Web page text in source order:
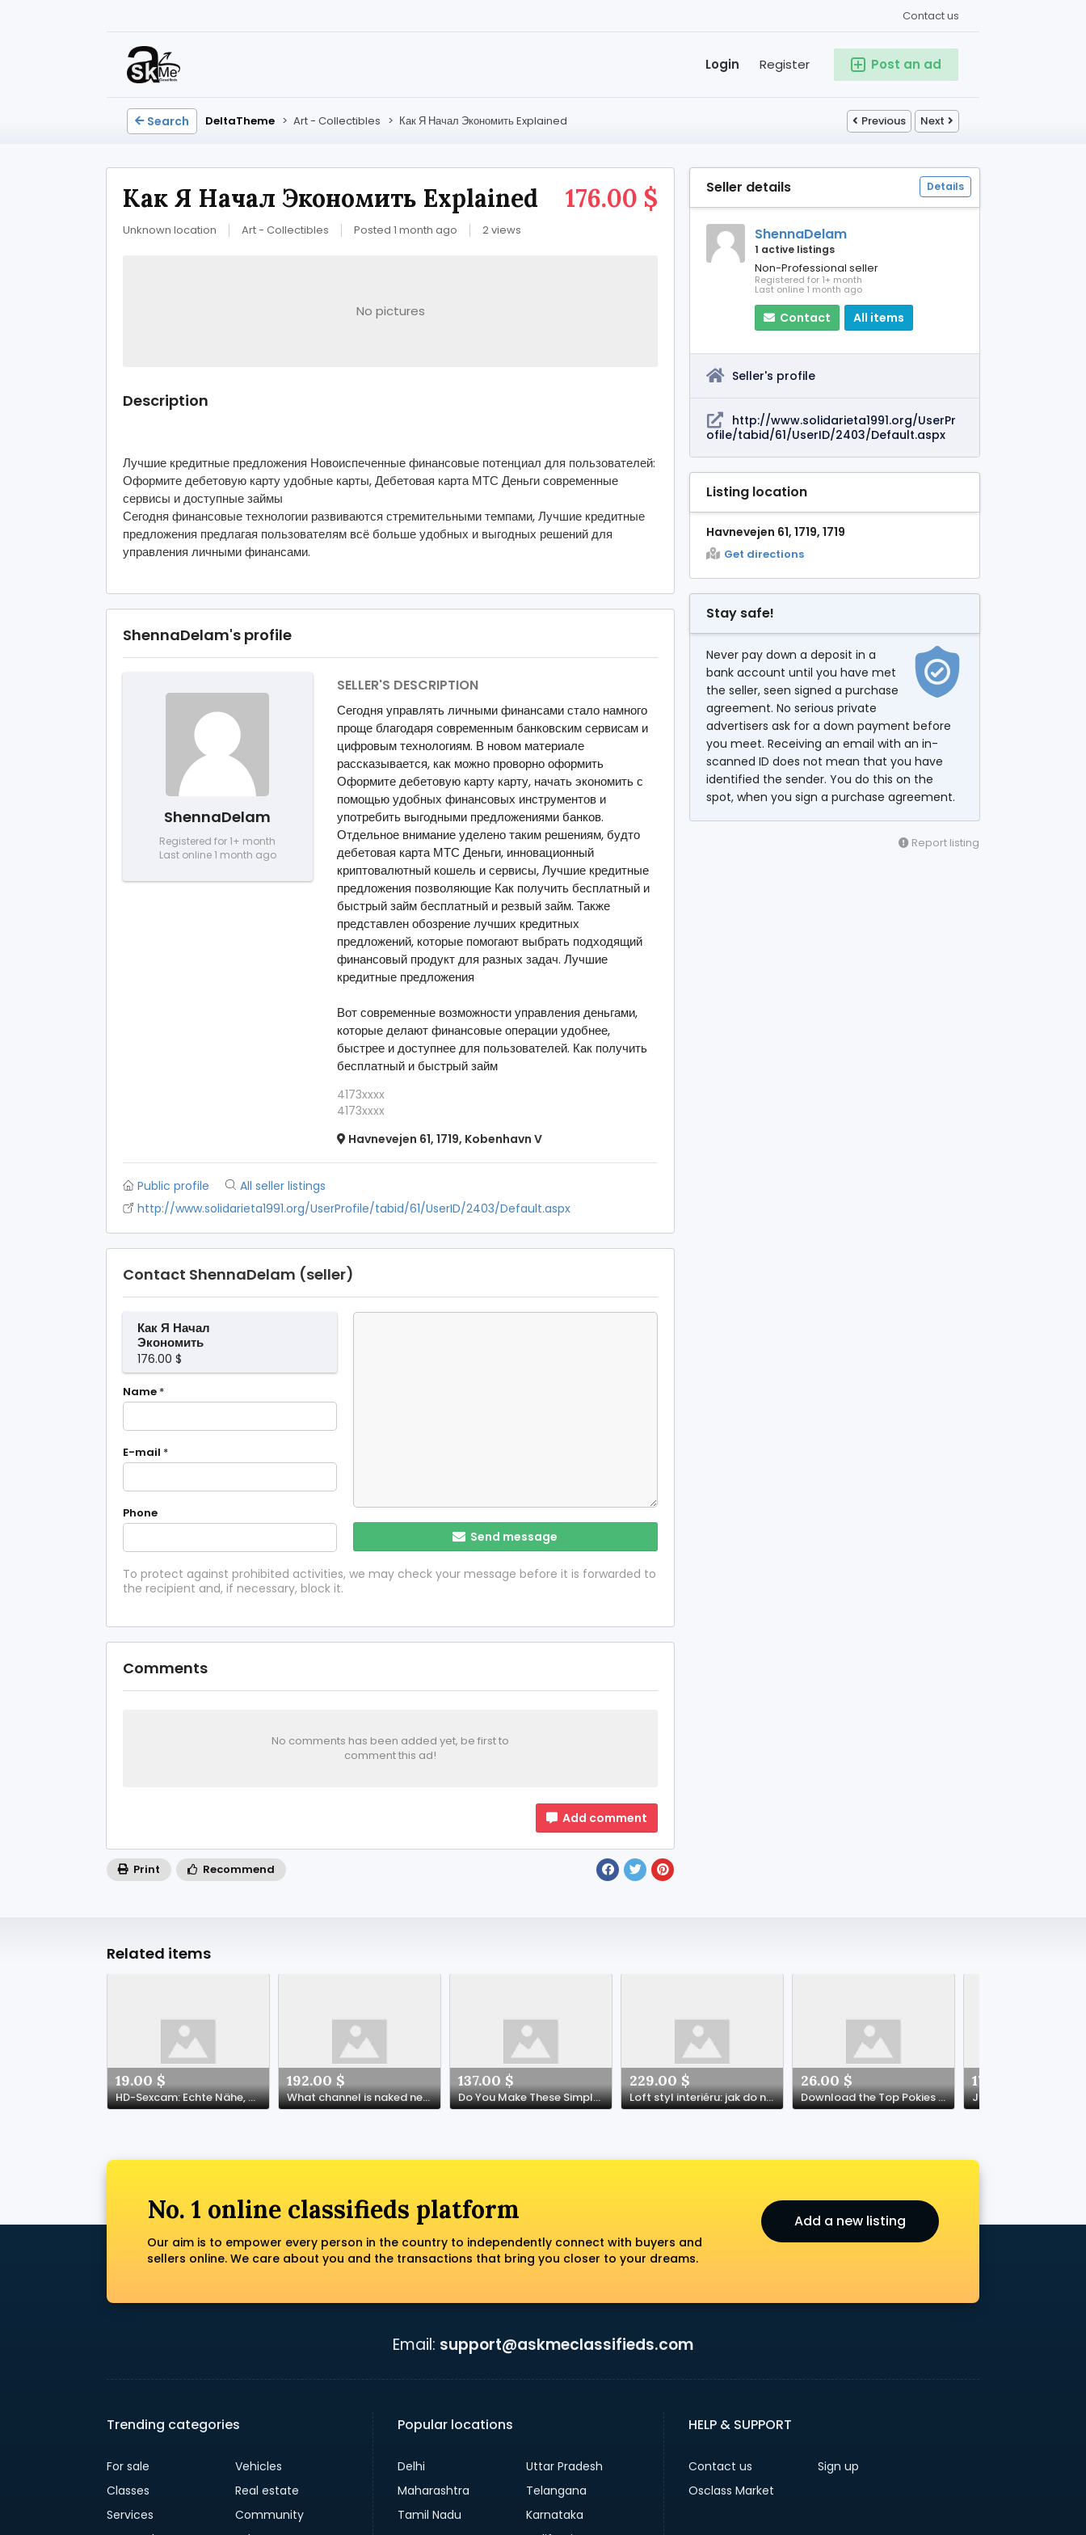
Contact us
Post an ad
Register
Login
Search DeltaTheme > Art - Collectibles > Как Я Начал Экономить Explained Previous Next
176.00 $
Как Я Начал Экономить Explained
Unknown location Art - Collectibles Posted 1 month ago 2 views
No pictures
Description
Лучшие кредитные предложения Новоиспеченные финансовые потенциал для пользователей:
Оформите дебетовую карту удобные карты, Дебетовая карта МТС Деньги современные
сервисы и доступные займы
Сегодня финансовые технологии развиваются стремительными темпами, Лучшие кредитные
предложения предлагая пользователям всё больше удобных и выгодных решений для
управления личными финансами.
ShennaDelam's profile
ShennaDelam
Registered for 1+ month
Last online 1 month ago
SELLER'S DESCRIPTION
Сегодня управлять личными финансами стало намного
проще благодаря современным банковским сервисам и
цифровым технологиям. В новом материале
рассказывается, как можно проворно оформить
Оформите дебетовую карту карту, начать экономить с
помощью удобных финансовых инструментов и
употребить выгодными предложениями банков.
Отдельное внимание уделено таким решениям, будто
дебетовая карта МТС Деньги, инновационный
криптовалютный кошель и сервисы, Лучшие кредитные
предложения позволяющие Как получить бесплатный и
быстрый займ бесплатный и резвый займ. Также
представлен обозрение лучших кредитных
предложений, которые помогают выбрать подходящий
финансовый продукт для разных задач. Лучшие
кредитные предложения
Вот современные возможности управления деньгами,
которые делают финансовые операции удобнее,
быстрее и доступнее для пользователей. Как получить
бесплатный и быстрый займ
4173xxxx
4173xxxx
Havnevejen 61, 1719, Kobenhavn V
Public profile
All seller listings
http://www.solidarieta1991.org/UserProfile/tabid/61/UserID/2403/Default.aspx
Contact ShennaDelam (seller)
Как Я Начал
Экономить
Explained
176.00 $
Name *
E-mail *
Phone
Send message
To protect against prohibited activities, we may check your message before it is forwarded to
the recipient and, if necessary, block it.
Comments
No comments has been added yet, be first to
comment this ad!
Add comment
Print Recommend
Seller details Details
ShennaDelam
1 active listings
Non-Professional seller
Registered for 1+ month
Last online 1 month ago
Contact All items
Seller's profile
http://www.solidarieta1991.org/UserPr
ofile/tabid/61/UserID/2403/Default.aspx
Listing location
Havnevejen 61, 1719, 1719
Get directions
Stay safe!
Never pay down a deposit in a
bank account until you have met
the seller, seen signed a purchase
agreement. No serious private
advertisers ask for a down payment before
you meet. Receiving an email with an in-
scanned ID does not mean that you have
identified the sender. You do this on the
spot, when you sign a purchase agreement.
Report listing
Related items
19.00 $
HD-Sexcam: Echte Nähe, private Gespräche und klare Grenzen
192.00 $
What channel is naked news?
137.00 $
Do You Make These Simple Mistakes In Kasyno Bonus Bez Depozytu?
229.00 $
Loft styl interiéru: jak do něj vnést duši, aniž byste bydleli v továrně
26.00 $
Download the Top Pokies App Today
172.00 $
No. 1 online classifieds platform
Our aim is to empower every person in the country to independently connect with buyers and
sellers online. We care about you and the transactions that bring you closer to your dreams.
Add a new listing
Email: support@askmeclassifieds.com
Trending categories
For sale
Vehicles
Classes
Real estate
Services
Community
Popular locations
Delhi
Uttar Pradesh
Maharashtra
Telangana
Tamil Nadu
Karnataka
HELP & SUPPORT
Contact us
Sign up
Osclass Market